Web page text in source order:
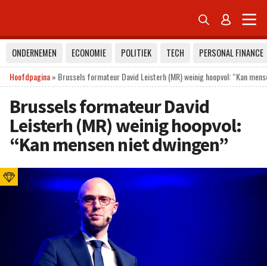
 
ONDERNEMEN ECONOMIE POLITIEK TECH
PERSONAL FINANCE
Hoofdpagina» Brussels formateur David Leisterh (MR) weinig hoopvol: “Kan
Brussels formateur David
Leisterh (MR) weinig hoopvol:
“Kan mensen niet dwingen”